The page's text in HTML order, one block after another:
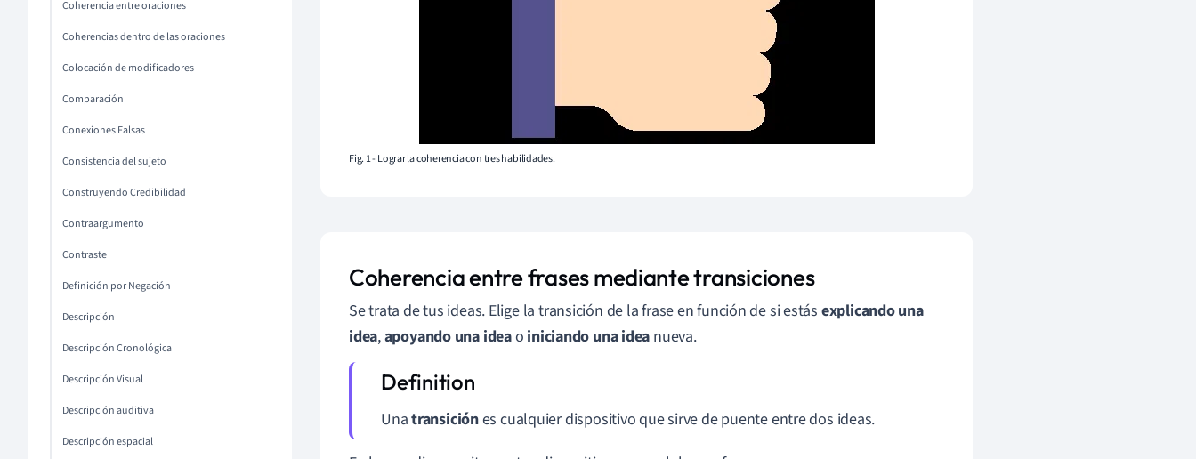
Coherencia entre oraciones
Coherencias dentro de las oraciones
Colocación de modificadores
Comparación
Conexiones Falsas
Consistencia del sujeto
Construyendo Credibilidad
Contraargumento
Contraste
Definición por Negación
Descripción
Descripción Cronológica
Descripción Visual
Descripción auditiva
Descripción espacial
Fig. 1 - Lograr la coherencia con tres habilidades.
Coherencia entre frases mediante transiciones
Se trata de tus ideas. Elige la transición de la frase en función de si estás explicando una
idea,apoyando una ideao iniciando una idea nueva.
Unatransiciónes cualquier dispositivo que sirve de puente entre dos ideas.